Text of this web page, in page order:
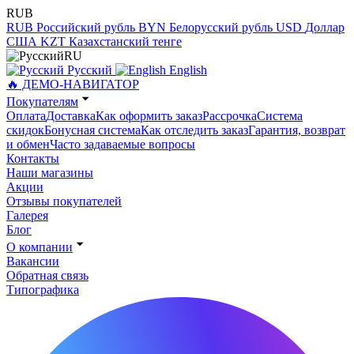
RUB
RUB Российский рубль BYN Белорусский рубль USD Доллар
США KZT Казахстанский тенге
RU
Русский
English
🔥 ДЕМО-НАВИГАТОР
Покупателям
ОплатаДоставкаКак оформить заказРассрочкаСистема
скидокБонусная системаКак отследить заказГарантия, возврат
и обменЧасто задаваемые вопросы
Контакты
Наши магазины
Акции
Отзывы покупателей
Галерея
Блог
О компании
Вакансии
Обратная связь
Типографика